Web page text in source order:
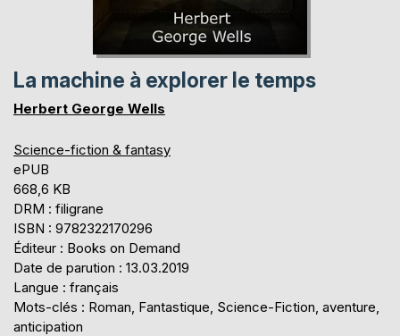
La machine à explorer le temps
Herbert George Wells
Science-fiction & fantasy
ePUB
668,6 KB
DRM : filigrane
ISBN : 9782322170296
Éditeur : Books on Demand
Date de parution : 13.03.2019
Langue : français
Mots-clés : Roman, Fantastique, Science-Fiction, aventure,
anticipation